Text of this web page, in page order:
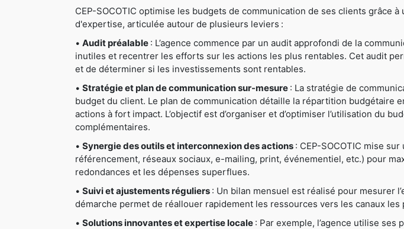
CEP-SOCOTIC optimise les budgets de communication de ses clients grâce
d'expertise, articulée autour de plusieurs leviers :
• Audit préalable : L’agence commence par un audit approfondi de la
inutiles et recentrer les efforts sur les actions les plus rentables. Cet audit
et de déterminer si les investissements sont rentables.
• Stratégie et plan de communication sur-mesure : La stratégie de
budget du client. Le plan de communication détaille la répartition
actions à fort impact. L’objectif est d’organiser et d’optimiser l’utilisation du
complémentaires.
• Synergie des outils et interconnexion des actions : CEP-SOCOTIC mise
référencement, réseaux sociaux, e-mailing, print, événementiel, etc.) pour
redondances et les dépenses superflues.
• Suivi et ajustements réguliers : Un bilan mensuel est réalisé pour mesurer
démarche permet de réallouer rapidement les ressources vers les canaux
• Solutions innovantes et expertise locale : Par exemple, l’agence utilise